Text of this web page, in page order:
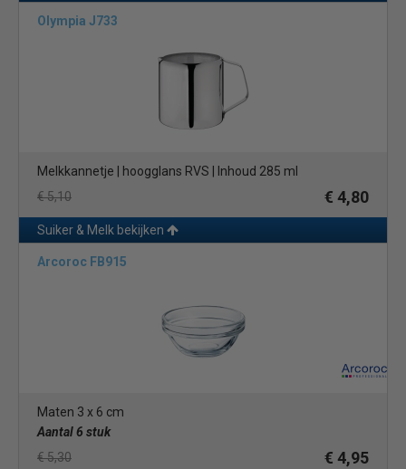
Olympia J733
Melkkannetje | hoogglans RVS | Inhoud 285 ml
€ 5,10
€ 4,80
Suiker & Melk bekijken
Arcoroc FB915
Maten 3 x 6 cm
Aantal 6 stuk
€ 5,30
€ 4,95